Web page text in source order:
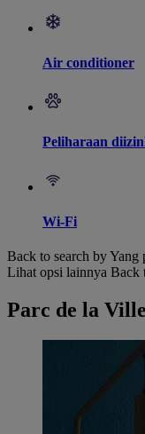
Air conditioner
Peliharaan
Wi-Fi
Back to search by Yang
Lihat opsi lainnya Back
Parc de la